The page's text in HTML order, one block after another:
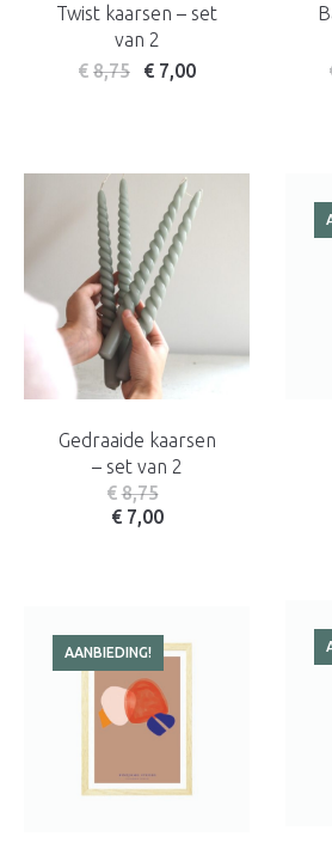
Twist kaarsen – set
van 2
€ 8,75 € 7,00
Gedraaide kaarsen
– set van 2
€ 8,75
€ 7,00
AANBIEDING!